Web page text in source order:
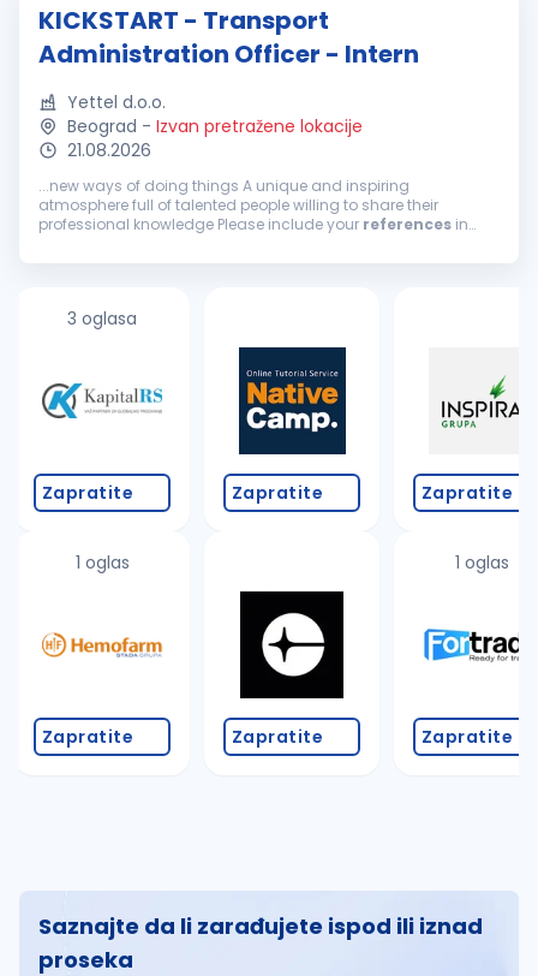
KICKSTART - Transport
Administration Officer - Intern
Yettel d.o.o.
Beograd - Izvan pretražene lokacije
21.08.2026
...new ways of doing things A unique and inspiring
atmosphere full of talented people willing to share their
professional knowledge Please include your references in
selection process. We hope...
3 oglasa
Zapratite
1 oglas
Zapratite
Zapratite
Zapratite
Zapratite
1 oglas
Zapratite
Saznajte da li zarađujete ispod ili iznad
proseka